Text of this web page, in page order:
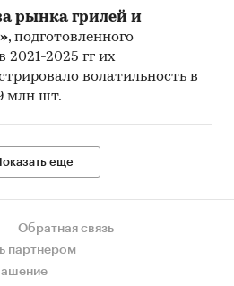
в наглядных
таблицах.
Поиск и анализ
источников,
прогнозирования с
экспертов.
рынка грилей и
, подготовленного
2021-2025 гг их
волатильность в
млн шт.
еще
Обратная связь
партнером